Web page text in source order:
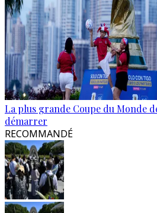
La plus grande Coupe du Monde
démarrer
RECOMMANDÉ